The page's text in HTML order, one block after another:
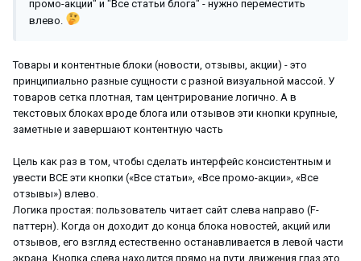
промо-акции" и "Все статьи блога" - нужно переместить
влево.
Товары и контентные блоки (новости, отзывы, акции) - это
принципиально разные сущности с разной визуальной массой. У
товаров сетка плотная, там центрирование логично. А в
текстовых блоках вроде блога или отзывов эти кнопки крупные,
заметные и завершают контентную часть
Цель как раз в том, чтобы сделать интерфейс консистентным и
увести ВСЕ эти кнопки («Все статьи», «Все промо-акции», «Все
отзывы») влево.
Логика простая: пользователь читает сайт слева направо (F-
паттерн). Когда он доходит до конца блока новостей, акций или
отзывов, его взгляд естественно останавливается в левой части
экрана. Кнопка слева находится прямо на пути движения глаз это